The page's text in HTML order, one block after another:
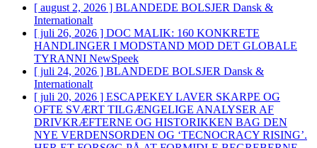
[ august 2, 2026 ] BLANDEDE BOLSJER Dansk &
Internationalt
[ juli 26, 2026 ] DOC MALIK: 160 KONKRETE
HANDLINGER I MODSTAND MOD DET GLOBALE
TYRANNI NewSpeek
[ juli 24, 2026 ] BLANDEDE BOLSJER Dansk &
Internationalt
[ juli 20, 2026 ] ESCAPEKEY LAVER SKARPE OG
OFTE SVÆRT TILGÆNGELIGE ANALYSER AF
DRIVKRÆFTERNE OG HISTORIKKEN BAG DEN
NYE VERDENSORDEN OG ‘TECNOCRACY RISING’.